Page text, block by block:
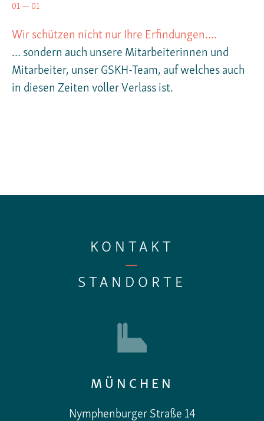
01 — 01
Wir schützen nicht nur Ihre Erfindungen….
… sondern auch unsere Mitarbeiterinnen und
Mitarbeiter, unser GSKH-Team, auf welches auch
in diesen Zeiten voller Verlass ist.
KONTAKT
—
STANDORTE
MÜNCHEN
Nymphenburger Straße 14